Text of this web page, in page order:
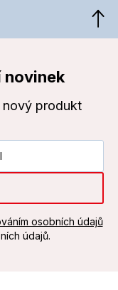
novinek
nový produkt
osobních údajů
údajů.